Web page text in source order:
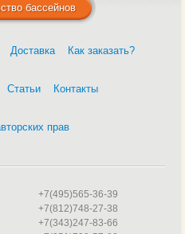
бассейнов
Доставка Как заказать?
Статьи Контакты
прав
+7(495)565-36-39
+7(812)748-27-38
+7(343)247-83-66